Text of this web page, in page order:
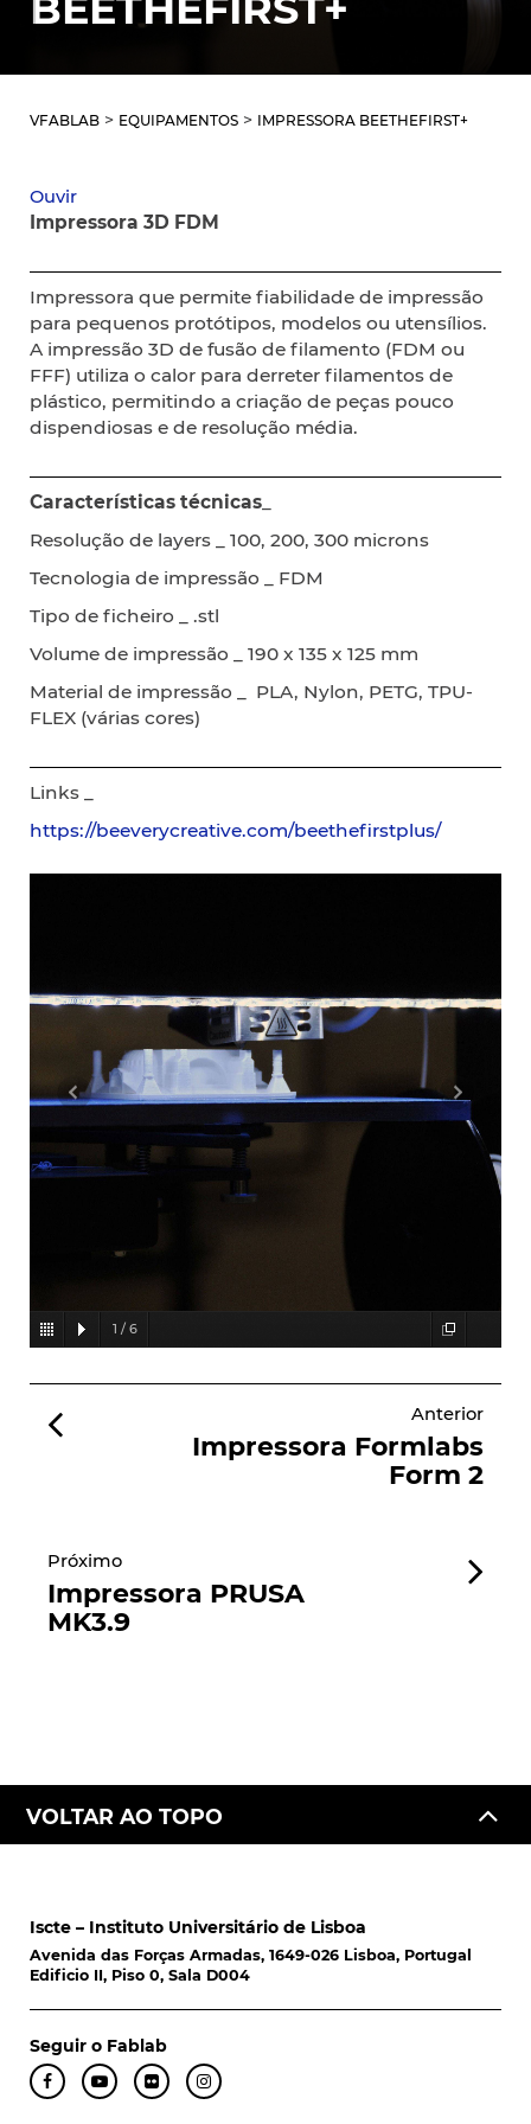
VFABLAB > EQUIPAMENTOS > IMPRESSORA BEETHEFIRST+
Ouvir
Impressora 3D FDM
Impressora que permite fiabilidade de impressão
para pequenos protótipos, modelos ou utensílios.
A impressão 3D de fusão de filamento (FDM ou
FFF) utiliza o calor para derreter filamentos de
plástico, permitindo a criação de peças pouco
dispendiosas e de resolução média.
Características técnicas_
Resolução de layers _ 100, 200, 300 microns
Tecnologia de impressão _ FDM
Tipo de ficheiro _ .stl
Volume de impressão _ 190 x 135 x 125 mm
Material de impressão _ PLA, Nylon, PETG, TPU-
FLEX (várias cores)
Links _
https://beeverycreative.com/beethefirstplus/
1 / 6
Anterior
Impressora Formlabs
Form 2
Próximo
Impressora PRUSA
MK3.9
VOLTAR AO TOPO
Iscte – Instituto Universitário de Lisboa
Avenida das Forças Armadas, 1649-026 Lisboa, Portugal
Edificio II, Piso 0, Sala D004
Seguir o Fablab